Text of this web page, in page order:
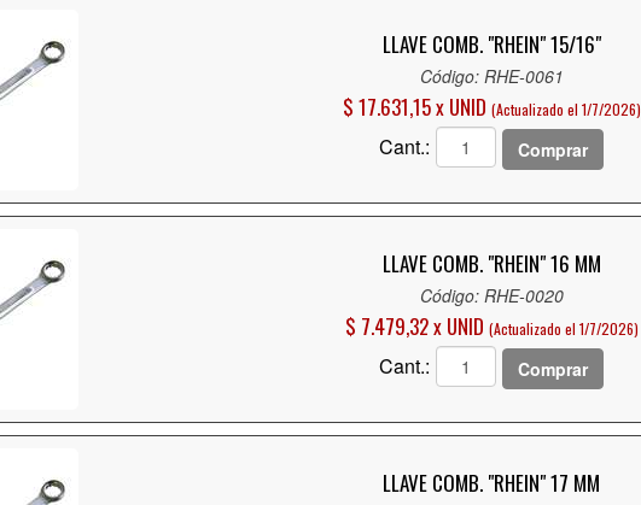
LLAVE COMB. "RHEIN" 15/16"
Código: RHE-0061
$ 17.631,15 x UNID (Actualizado el 1/7/2026)
Cant.: Comprar
LLAVE COMB. "RHEIN" 16 MM
Código: RHE-0020
$ 7.479,32 x UNID (Actualizado el 1/7/2026)
Cant.: Comprar
LLAVE COMB. "RHEIN" 17 MM